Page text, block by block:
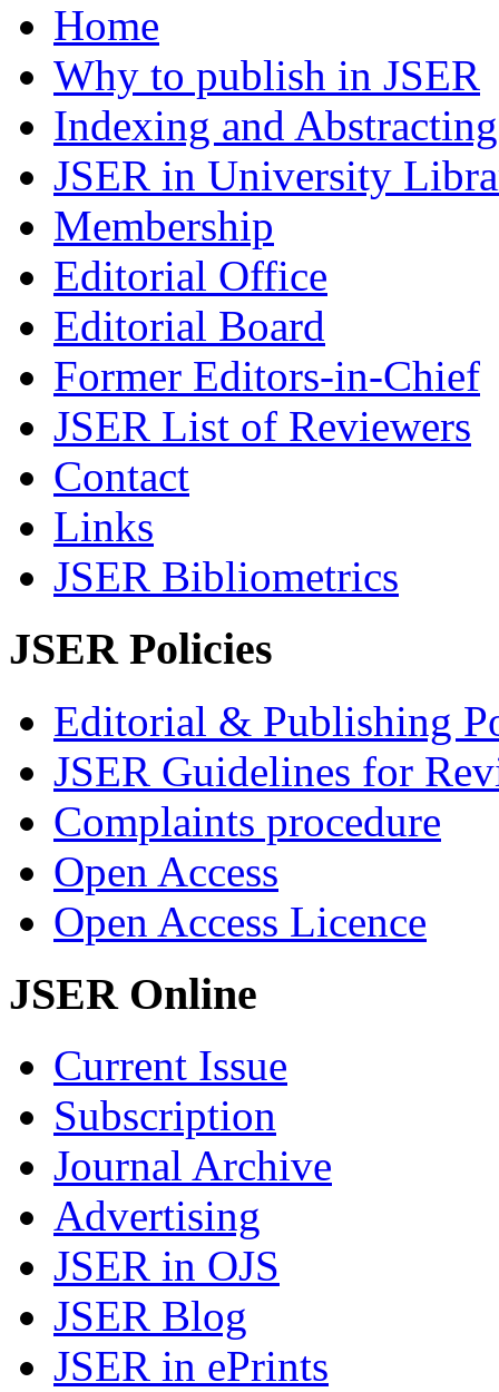
Home
Why to publish in JSER
Indexing and Abstracting
JSER in University
Membership
Editorial Office
Editorial Board
Former Editors-in-Chief
JSER List of Reviewers
Contact
Links
JSER Bibliometrics
JSER Policies
Editorial & Publishing
JSER Guidelines for
Complaints procedure
Open Access
Open Access Licence
JSER Online
Current Issue
Subscription
Journal Archive
Advertising
JSER in OJS
JSER Blog
JSER in ePrints